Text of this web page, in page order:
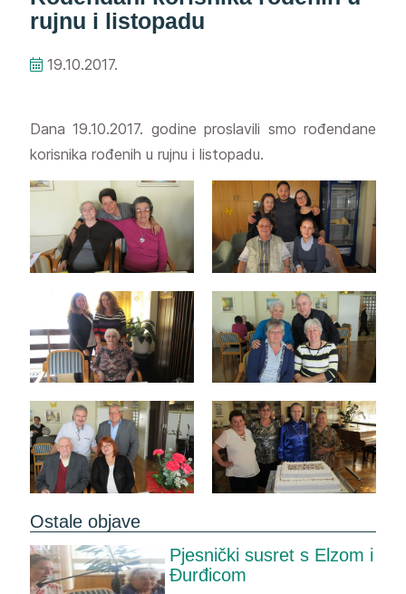
rujnu i listopadu
19.10.2017.
Dana 19.10.2017. godine proslavili smo rođendane
korisnika rođenih u rujnu i listopadu.
Ostale objave
Pjesnički susret s Elzom i
Đurđicom